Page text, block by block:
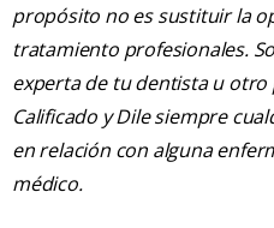
propósito no es sustituir la
tratamiento profesionales.
experta de tu dentista u
Calificado y Dile siempre
en relación con alguna
médico.